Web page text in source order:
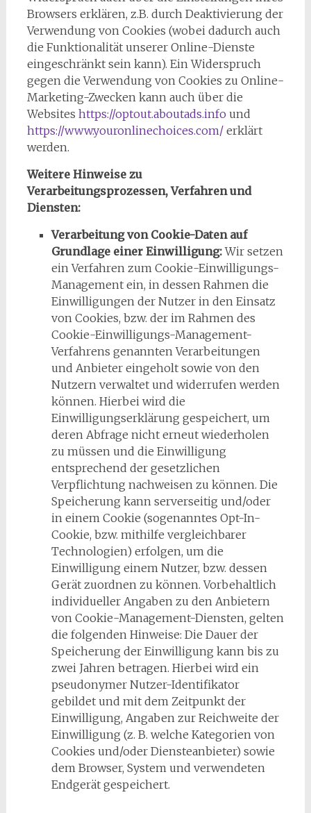
Browsers erklären, z.B. durch Deaktivierung der
Verwendung von Cookies (wobei dadurch auch
die Funktionalität unserer Online-Dienste
eingeschränkt sein kann). Ein Widerspruch
gegen die Verwendung von Cookies zu Online-
Marketing-Zwecken kann auch über die
Websites https://optout.aboutads.info und
https://www.youronlinechoices.com/erklärt
werden.
Weitere Hinweise zu
Verarbeitungsprozessen, Verfahren und
Diensten:
Verarbeitung von Cookie-Daten auf
Grundlage einer Einwilligung:Wir setzen
ein Verfahren zum Cookie-Einwilligungs-
Management ein, in dessen Rahmen die
Einwilligungen der Nutzer in den Einsatz
von Cookies, bzw. der im Rahmen des
Cookie-Einwilligungs-Management-
Verfahrens genannten Verarbeitungen
und Anbieter eingeholt sowie von den
Nutzern verwaltet und widerrufen werden
können. Hierbei wird die
Einwilligungserklärung gespeichert, um
deren Abfrage nicht erneut wiederholen
zu müssen und die Einwilligung
entsprechend der gesetzlichen
Verpflichtung nachweisen zu können. Die
Speicherung kann serverseitig und/oder
in einem Cookie (sogenanntes Opt-In-
Cookie, bzw. mithilfe vergleichbarer
Technologien) erfolgen, um die
Einwilligung einem Nutzer, bzw. dessen
Gerät zuordnen zu können. Vorbehaltlich
individueller Angaben zu den Anbietern
von Cookie-Management-Diensten, gelten
die folgenden Hinweise: Die Dauer der
Speicherung der Einwilligung kann bis zu
zwei Jahren betragen. Hierbei wird ein
pseudonymer Nutzer-Identifikator
gebildet und mit dem Zeitpunkt der
Einwilligung, Angaben zur Reichweite der
Einwilligung (z. B. welche Kategorien von
Cookies und/oder Diensteanbieter) sowie
dem Browser, System und verwendeten
Endgerät gespeichert.